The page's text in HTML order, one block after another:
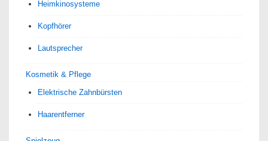
Heimkinosysteme
Kopfhörer
Lautsprecher
Kosmetik & Pflege
Elektrische Zahnbürsten
Haarentferner